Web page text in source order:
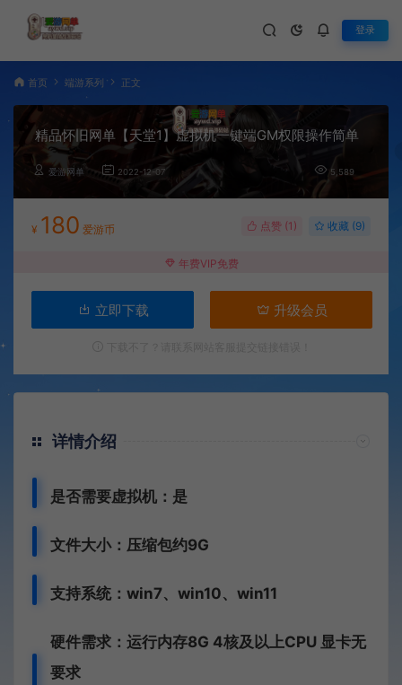
登录
首页 端游系列 正文
精品怀旧网单【天堂1】虚拟机一键端GM权限操作简单
爱游网单 2022-12-07 5,589
¥ 180 爱游币 点赞 (1 ) 收藏 (9)
年费VIP免费
立即下载 升级会员
详情介绍
是否需要虚拟机：是
文件大小：压缩包约9G
支持系统：win7、win10、win11
硬件需求：运行内存8G 4核及以上CPU 显卡无
要求